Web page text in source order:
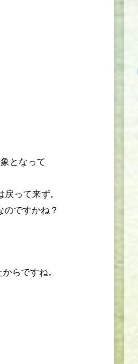
となって
って来ず。
ですかね？
らですね。